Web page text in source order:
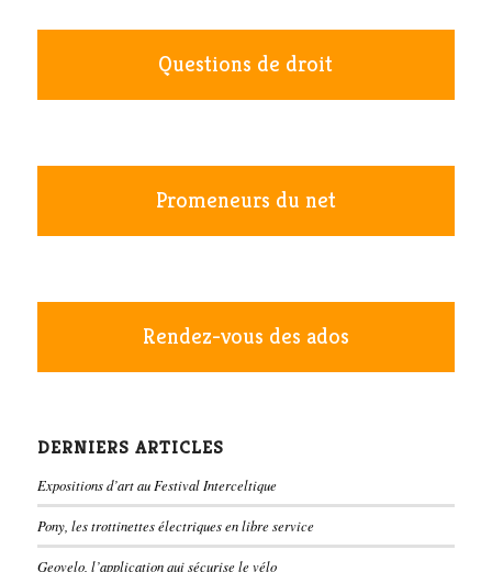
Questions de droit
Promeneurs du net
Rendez-vous des ados
DERNIERS ARTICLES
Expositions d’art au Festival Interceltique
Pony, les trottinettes électriques en libre service
Geovelo, l’application qui sécurise le vélo